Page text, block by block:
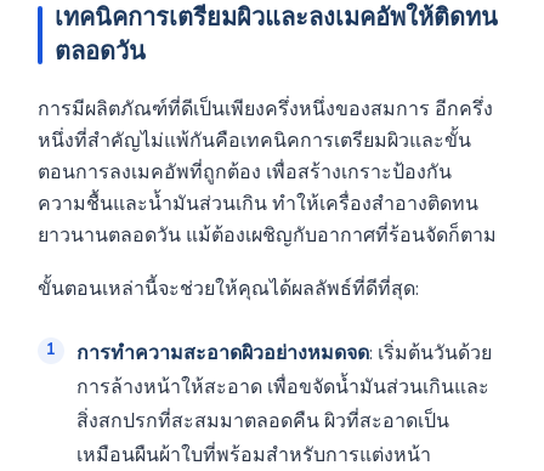
เทคนิคการเตรียมผิวและลงเมคอัพให้ติดทน
ตลอดวัน
การมีผลิตภัณฑ์ที่ดีเป็นเพียงครึ่งหนึ่งของสมการ อีกครึ่ง
หนึ่งที่สำคัญไม่แพ้กันคือเทคนิคการเตรียมผิวและขั้น
ตอนการลงเมคอัพที่ถูกต้อง เพื่อสร้างเกราะป้องกัน
ความชื้นและน้ำมันส่วนเกิน ทำให้เครื่องสำอางติดทน
ยาวนานตลอดวัน แม้ต้องเผชิญกับอากาศที่ร้อนจัดก็ตาม
ขั้นตอนเหล่านี้จะช่วยให้คุณได้ผลลัพธ์ที่ดีที่สุด:
การทำความสะอาดผิวอย่างหมดจด: เริ่มต้นวันด้วย
การล้างหน้าให้สะอาด เพื่อขจัดน้ำมันส่วนเกินและ
สิ่งสกปรกที่สะสมมาตลอดคืน ผิวที่สะอาดเป็น
เหมือนผืนผ้าใบที่พร้อมสำหรับการแต่งหน้า